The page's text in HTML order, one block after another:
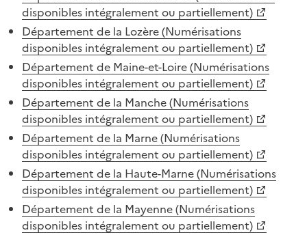
disponibles intégralement ou partiellement)
Département de la Lozère (Numérisations
disponibles intégralement ou partiellement)
Département de Maine-et-Loire (Numérisations
disponibles intégralement ou partiellement)
Département de la Manche (Numérisations
disponibles intégralement ou partiellement)
Département de la Marne (Numérisations
disponibles intégralement ou partiellement)
Département de la Haute-Marne (Numérisations
disponibles intégralement ou partiellement)
Département de la Mayenne (Numérisations
disponibles intégralement ou partiellement)